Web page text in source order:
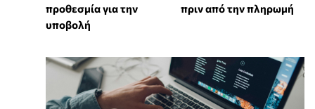
προθεσμία για την
υποβολή
πριν από την πληρωμή